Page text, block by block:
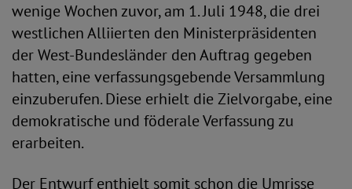
wenige Wochen zuvor, am 1. Juli 1948, die drei
westlichen Alliierten den Ministerpräsidenten
der West-Bundesländer den Auftrag gegeben
hatten, eine verfassungsgebende Versammlung
einzuberufen. Diese erhielt die Zielvorgabe, eine
demokratische und föderale Verfassung zu
erarbeiten.
Der Entwurf enthielt somit schon die Umrisse